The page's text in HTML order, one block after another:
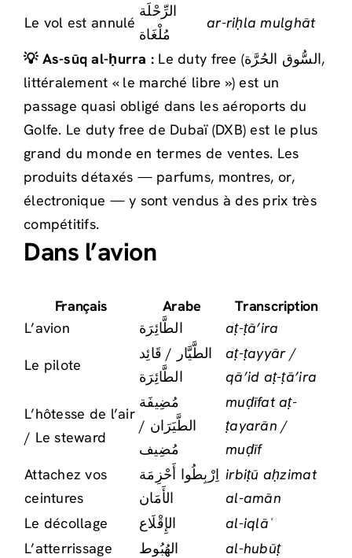
Le vol est annulé
الرِّحْلَة
مُلْغَاة
ar-riḥla mulghāt
💡 As-sūq al-ḥurra : Le duty free (السُّوق الحُرَّة,
littéralement « le marché libre ») est un
passage quasi obligé dans les aéroports du
Golfe. Le duty free de Dubaï (DXB) est le plus
grand du monde en termes de ventes. Les
produits détaxés — parfums, montres, or,
électronique — y sont vendus à des prix très
compétitifs.
Dans l’avion
Français Arabe
Transcription
L’avion
الطَّائِرَة aṭ-ṭā’ira
Le pilote
الطَّيَّار / قَائِد
الطَّائِرَة
aṭ-ṭayyār /
qā’id aṭ-ṭā’ira
L’hôtesse de l’air
/ Le steward
مُضِيفَة
الطَّيَرَان /
مُضِيف
muḍīfat aṭ-
ṭayarān /
muḍīf
Attachez vos
ceintures
اِرْبِطُوا أَحْزِمَة
الأَمَان
irbiṭū aḥzimat
al-amān
Le décollage
الإِقْلَاع
al-iqlāʿ
L’atterrissage
الهُبُوط al-hubūṭ